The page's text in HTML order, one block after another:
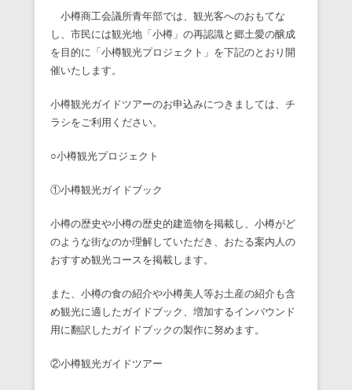
小樽商工会議所青年部では、観光客へのおもてな
し、市民には観光地「小樽」の再認識と郷土愛の醸成
を目的に「小樽観光プロジェクト」を下記のとおり開
催いたします。
小樽観光ガイドツアーのお申込みにつきましては、チ
ラシをご利用ください。
○小樽観光プロジェクト
①小樽観光ガイドブック
小樽の歴史や小樽の歴史的建造物を掲載し、小樽がど
のような街なのか理解していただき、おたる案内人の
おすすめ観光コースを掲載します。
また、小樽の食の紹介や小樽美人等お土産の紹介も含
め観光に適したガイドブック、増加するインバウンド
用に翻訳したガイドブックの製作に努めます。
②小樽観光ガイドツアー